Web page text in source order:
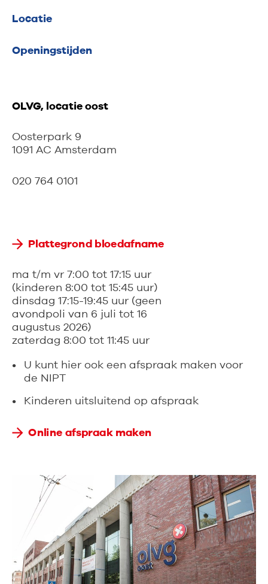
Locatie
Openingstijden
OLVG, locatie oost
Oosterpark 9
1091 AC Amsterdam
020 764 0101
Plattegrond bloedafname
ma t/m vr 7:00 tot 17:15 uur
(kinderen 8:00 tot 15:45 uur)
dinsdag 17:15-19:45 uur (geen
avondpoli van 6 juli tot 16
augustus 2026)
zaterdag 8:00 tot 11:45 uur
U kunt hier ook een afspraak maken voor
de NIPT
Kinderen uitsluitend op afspraak
Online afspraak maken